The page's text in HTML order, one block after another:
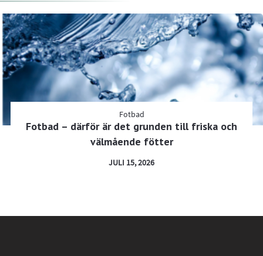
Fotbad
Fotbad – därför är det grunden till friska och
välmående fötter
JULI 15, 2026